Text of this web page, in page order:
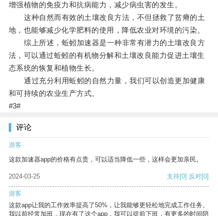
增强植物的免疫力和抗病能力，减少病虫害的发生。
这种自然而有效的土壤改良方法，不但拯救了贫瘠的土
地，也能够减少化学肥料的使用，降低农业对环境的污染。
综上所述，蚯蚓加速器是一种非常有潜力的土壤改良方
法，可以通过蚯蚓的有机物分解和土壤改良能力促进土壤生
态系统的恢复和植物生长。
通过充分利用蚯蚓的自然力量，我们可以创造更加健康
和可持续的农业生产方式。
#3#
评论
游客
这款加速器app的价格有点贵，可以适当降低一些，这样会更加亲民。
2024-03-25 支持[0] 反对[0]
游客
这款app让我的工作效率提高了50%，让我能够更轻松地完成工作任务。
我以前经常加班，现在有了这个app，我可以提前下班，有更多的时间陪